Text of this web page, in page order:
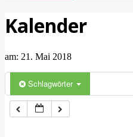
Kalender
am: 21. Mai 2018
Schlagwörter